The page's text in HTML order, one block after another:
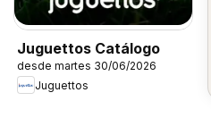
Juguettos Catálogo
desde martes 30/06/2026
Juguettos